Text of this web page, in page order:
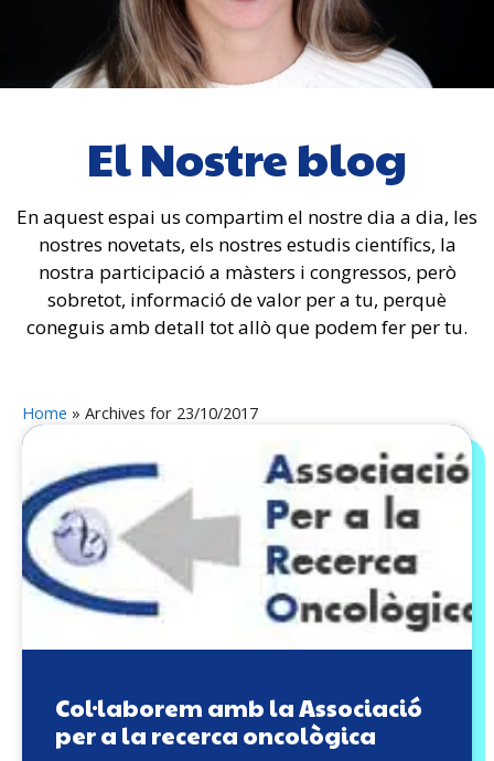
El Nostre blog
En aquest espai us compartim el nostre dia a dia, les
nostres novetats, els nostres estudis científics, la
nostra participació a màsters i congressos, però
sobretot, informació de valor per a tu, perquè
coneguis amb detall tot allò que podem fer per tu.
Home » Archives for 23/10/2017
Col·laborem amb la Associació
per a la recerca oncològica